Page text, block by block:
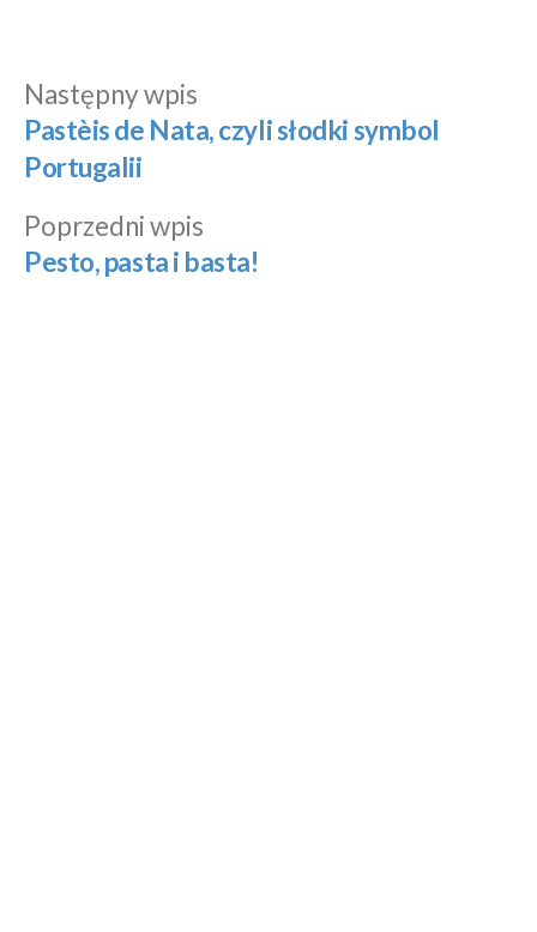
Nawigacja
wpisu
Poprzedni wpis
wpis:
Pesto, pasta i basta!
Następny wpis
wpis:
Pastèis de Nata, czyli słodki symbol
Portugalii